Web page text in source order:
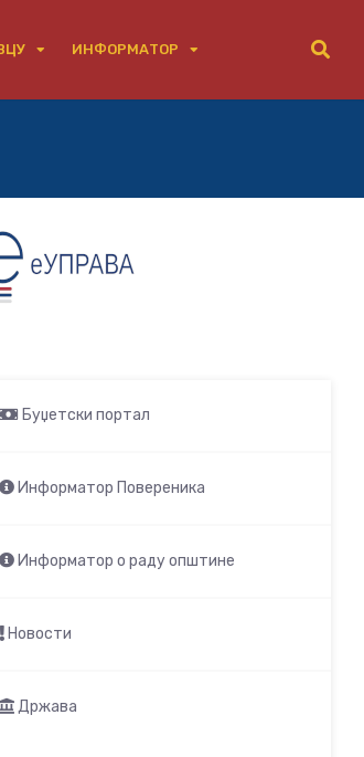
ИНФОРМАТОР
Буџетски портал
Информатор Повереника
Информатор о раду општине
Новости
Држава